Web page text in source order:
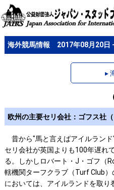
海外競馬情報 2017年08月20日
▸
欧州の主要セリ会社：ゴフス社
昔から"馬と言えばアイルラン
セリ会社が英国よりも100年遅れ
る。しかしロバート・J・ゴフ（
轄機関ターフクラブ（Turf Club
においては、アイルランドを取